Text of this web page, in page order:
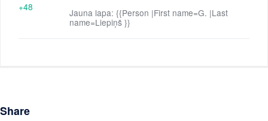
Jauna lapa: {{Person |First name=G. |Last
name=Liepiņš }}
+48
Share